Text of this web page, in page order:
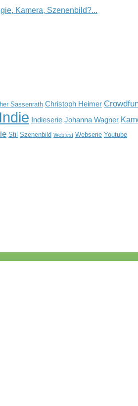
Kamera, Szenenbild?...
Sassenrath Christoph Heimer
Indie Indieserie Johanna Wagner
Stil Szenenbild Webfest Webserie Youtube